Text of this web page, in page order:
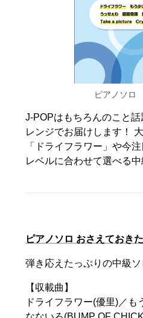
ピアノソロ
J-POPはもちろんのこと
レンジでお届けします！
「ドライフラワー」や今
レベルに合わせて選べる
ピアノソロ おさえておき
弾き応えたっぷりの中級ソ
【収載曲】
ドライフラワー(優里)／